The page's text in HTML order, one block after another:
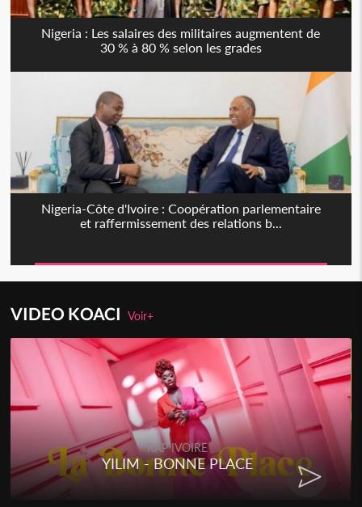
Nigeria : Les salaires des militaires augmentent de
30 % à 80 % selon les grades
Nigeria-Côte d'Ivoire : Coopération parlementaire
et raffermissement des relations b...
VIDEO KOACIVoir+
RAP IVOIRE
YILIM - BONNE PLACE